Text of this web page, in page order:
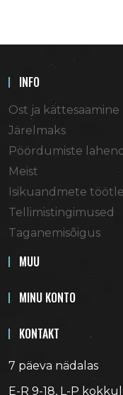
INFO
Ost ja kättesaamine
Järelmaks
Pöördumiste
Meist
Isikuandmete
Tellimistingimused
Taganemisõigus
MUU
MINU KONTO
KONTAKT
7 päeva nädalas
E-R 9-18, L-P